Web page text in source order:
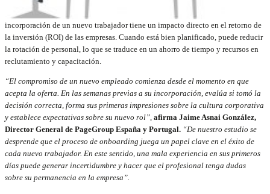
incorporación de un nuevo trabajador tiene un impacto directo en el retorno de
la inversión (ROI) de las empresas. Cuando está bien planificado, puede reducir
la rotación de personal, lo que se traduce en un ahorro de tiempo y recursos en
reclutamiento y capacitación.
“El compromiso de un nuevo empleado comienza desde el momento en que
acepta la oferta. En las semanas previas a su incorporación, evalúa si tomó la
decisión correcta, forma sus primeras impresiones sobre la cultura corporativa
y establece expectativas sobre su nuevo rol”, afirma Jaime Asnai González,
Director General de PageGroup España y Portugal. “De nuestro estudio se
desprende que el proceso de onboarding juega un papel clave en el éxito de
cada nuevo trabajador. En este sentido, una mala experiencia en sus primeros
días puede generar incertidumbre y hacer que el profesional tenga dudas
sobre su permanencia en la empresa”.